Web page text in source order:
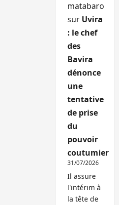
matabaro
sur Uvira
: le chef
des
Bavira
dénonce
une
tentative
de prise
du
pouvoir
coutumier
31/07/2026
Il assure
l'intérim à
la tête de